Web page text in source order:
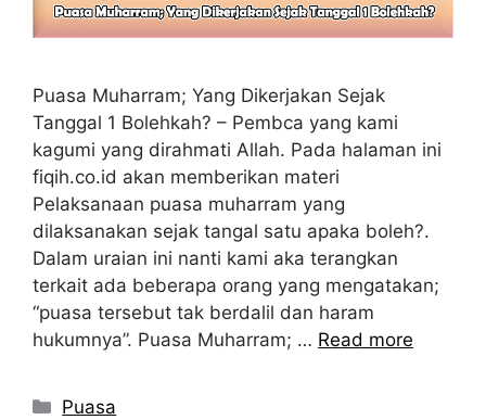
Puasa Muharram; Yang Dikerjakan Sejak
Tanggal 1 Bolehkah? – Pembca yang kami
kagumi yang dirahmati Allah. Pada halaman ini
fiqih.co.id akan memberikan materi
Pelaksanaan puasa muharram yang
dilaksanakan sejak tangal satu apaka boleh?.
Dalam uraian ini nanti kami aka terangkan
terkait ada beberapa orang yang mengatakan;
“puasa tersebut tak berdalil dan haram
hukumnya”. Puasa Muharram; … Read more
Kategori
Puasa